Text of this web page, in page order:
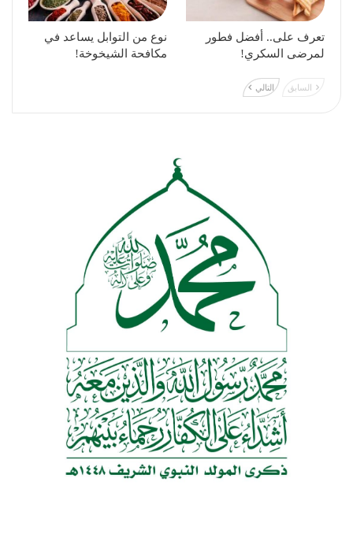
تعرف على.. أفضل فطور
لمرضى السكري!
نوع من التوابل يساعد في
مكافحة الشيخوخة!
السابق التالي